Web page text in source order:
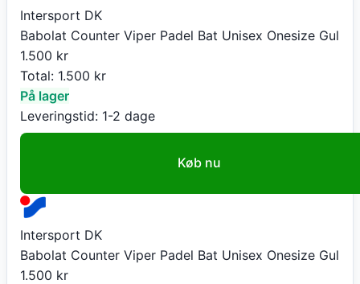
Intersport DK
Babolat Counter Viper Padel Bat Unisex Onesize Gul
1.500 kr
Total: 1.500 kr
På lager
Leveringstid: 1-2 dage
Køb nu
Intersport DK
Babolat Counter Viper Padel Bat Unisex Onesize Gul
1.500 kr